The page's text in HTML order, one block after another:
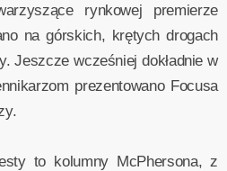
rynkowej premierze
na górskich, krętych drogach
Jeszcze wcześniej dokładnie w
prezentowano Focusa
to kolumny McPhersona, z